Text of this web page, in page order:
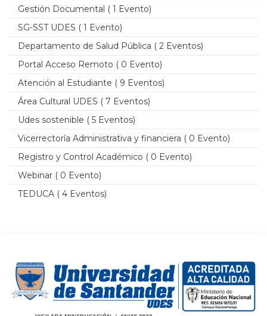
Gestión Documental ( 1 Evento)
SG-SST UDES ( 1 Evento)
Departamento de Salud Pública ( 2 Eventos)
Portal Acceso Remoto ( 0 Evento)
Atención al Estudiante ( 9 Eventos)
Área Cultural UDES ( 7 Eventos)
Udes sostenible ( 5 Eventos)
Vicerrectoría Administrativa y financiera ( 0 Evento)
Registro y Control Académico ( 0 Evento)
Webinar ( 0 Evento)
TEDUCA ( 4 Eventos)